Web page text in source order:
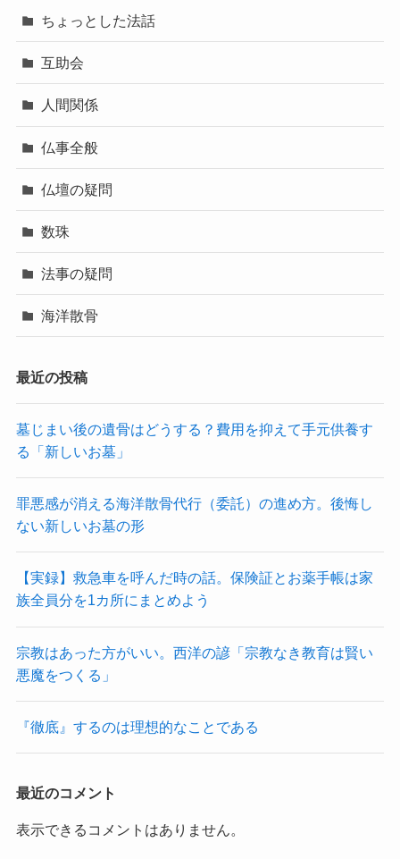
ちょっとした法話
互助会
人間関係
仏事全般
仏壇の疑問
数珠
法事の疑問
海洋散骨
最近の投稿
墓じまい後の遺骨はどうする？費用を抑えて手元供養す
る「新しいお墓」
罪悪感が消える海洋散骨代行（委託）の進め方。後悔し
ない新しいお墓の形
【実録】救急車を呼んだ時の話。保険証とお薬手帳は家
族全員分を1カ所にまとめよう
宗教はあった方がいい。西洋の諺「宗教なき教育は賢い
悪魔をつくる」
『徹底』するのは理想的なことである
最近のコメント
表示できるコメントはありません。